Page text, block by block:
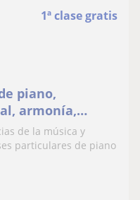
1ª clase gratis
piano,
armonía,
musical
de la música y
particulares de piano